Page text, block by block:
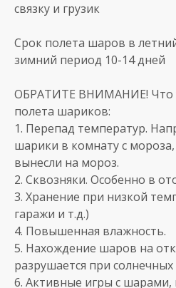
связку и грузик
Срок полета шаров в
зимний период 10-14 дней
ОБРАТИТЕ ВНИМАНИЕ! Что
полета шариков:
1. Перепад температур.
шарики в комнату с
вынесли на мороз.
2. Сквозняки. Особенно в
3. Хранение при низкой
гаражи и т.д.)
4. Повышенная влажность.
5. Нахождение шаров на
разрушается при солнечных
6. Активные игры с шарами,